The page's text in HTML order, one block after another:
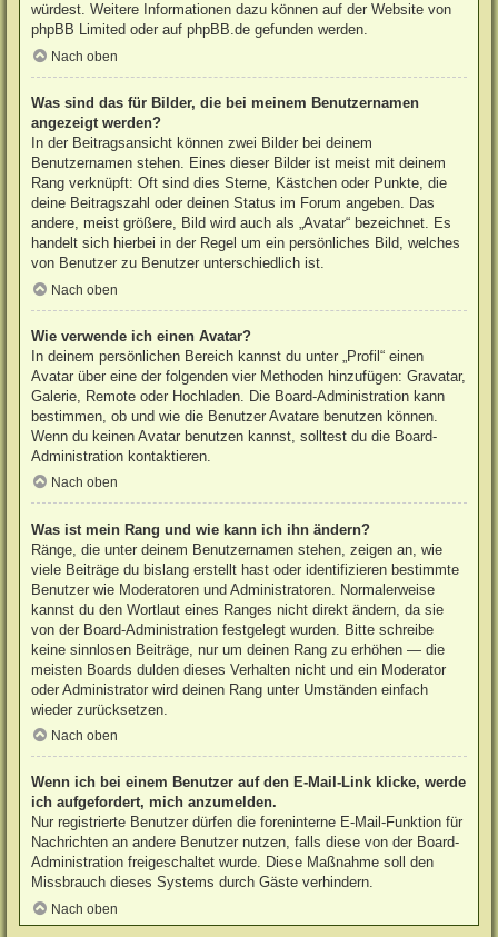
würdest. Weitere Informationen dazu können auf der Website von
phpBB Limited oder aufphpBB.de gefunden werden.
Nach oben
Was sind das für Bilder, die bei meinem Benutzernamen
angezeigt werden?
In der Beitragsansicht können zwei Bilder bei deinem
Benutzernamen stehen. Eines dieser Bilder ist meist mit deinem
Rang verknüpft: Oft sind dies Sterne, Kästchen oder Punkte, die
deine Beitragszahl oder deinen Status im Forum angeben. Das
andere, meist größere, Bild wird auch als „Avatar“ bezeichnet. Es
handelt sich hierbei in der Regel um ein persönliches Bild, welches
von Benutzer zu Benutzer unterschiedlich ist.
Nach oben
Wie verwende ich einen Avatar?
In deinem persönlichen Bereich kannst du unter „Profil“ einen
Avatar über eine der folgenden vier Methoden hinzufügen: Gravatar,
Galerie, Remote oder Hochladen. Die Board-Administration kann
bestimmen, ob und wie die Benutzer Avatare benutzen können.
Wenn du keinen Avatar benutzen kannst, solltest du die Board-
Administration kontaktieren.
Nach oben
Was ist mein Rang und wie kann ich ihn ändern?
Ränge, die unter deinem Benutzernamen stehen, zeigen an, wie
viele Beiträge du bislang erstellt hast oder identifizieren bestimmte
Benutzer wie Moderatoren und Administratoren. Normalerweise
kannst du den Wortlaut eines Ranges nicht direkt ändern, da sie
von der Board-Administration festgelegt wurden. Bitte schreibe
keine sinnlosen Beiträge, nur um deinen Rang zu erhöhen — die
meisten Boards dulden dieses Verhalten nicht und ein Moderator
oder Administrator wird deinen Rang unter Umständen einfach
wieder zurücksetzen.
Nach oben
Wenn ich bei einem Benutzer auf den E-Mail-Link klicke, werde
ich aufgefordert, mich anzumelden.
Nur registrierte Benutzer dürfen die foreninterne E-Mail-Funktion für
Nachrichten an andere Benutzer nutzen, falls diese von der Board-
Administration freigeschaltet wurde. Diese Maßnahme soll den
Missbrauch dieses Systems durch Gäste verhindern.
Nach oben